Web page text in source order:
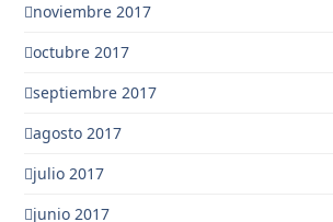
noviembre 2017
octubre 2017
septiembre 2017
agosto 2017
julio 2017
junio 2017